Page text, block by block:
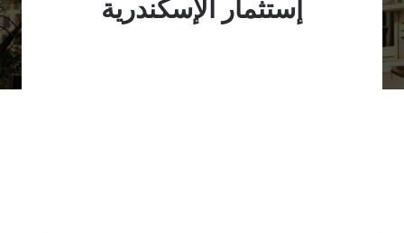
إستثمار الإسكندرية